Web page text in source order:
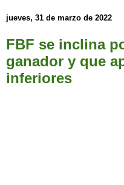
jueves, 31 de marzo de 2022
FBF se inclina
ganador y que
inferiores